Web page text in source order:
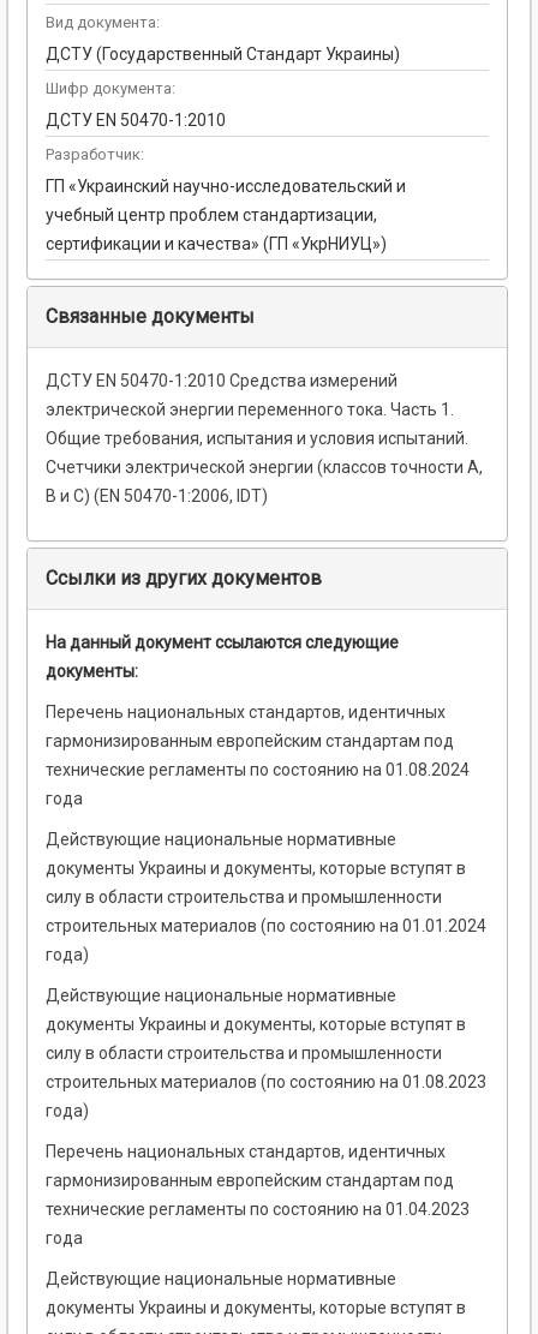
Вид документа:
ДСТУ (Государственный Стандарт Украины)
Шифр документа:
ДСТУ EN 50470-1:2010
Разработчик:
ГП «Украинский научно-исследовательский и
учебный центр проблем стандартизации,
сертификации и качества» (ГП «УкрНИУЦ»)
Связанные документы
ДСТУ EN 50470-1:2010 Средства измерений
электрической энергии переменного тока. Часть 1.
Общие требования, испытания и условия испытаний.
Счетчики электрической энергии (классов точности A,
B и C) (EN 50470-1:2006, IDT)
Ссылки из других документов
На данный документ ссылаются следующие
документы:
Перечень национальных стандартов, идентичных
гармонизированным европейским стандартам под
технические регламенты по состоянию на 01.08.2024
года
Действующие национальные нормативные
документы Украины и документы, которые вступят в
силу в области строительства и промышленности
строительных материалов (по состоянию на 01.01.2024
года)
Действующие национальные нормативные
документы Украины и документы, которые вступят в
силу в области строительства и промышленности
строительных материалов (по состоянию на 01.08.2023
года)
Перечень национальных стандартов, идентичных
гармонизированным европейским стандартам под
технические регламенты по состоянию на 01.04.2023
года
Действующие национальные нормативные
документы Украины и документы, которые вступят в